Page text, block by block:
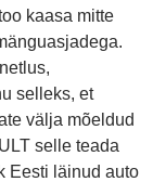
kaasa mitte
selleks, et
välja mõeldud
selle teada
Eesti läinud auto